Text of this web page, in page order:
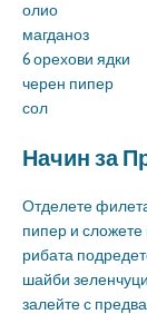
олио
магданоз
6 орехови ядки
черен пипер
сол
Начин за
Отделете
пипер и сложете
рибата
шайби
залейте с